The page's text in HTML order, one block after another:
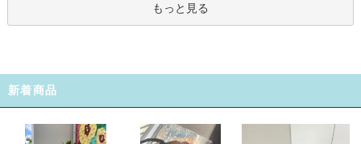
もっと見る
新着商品